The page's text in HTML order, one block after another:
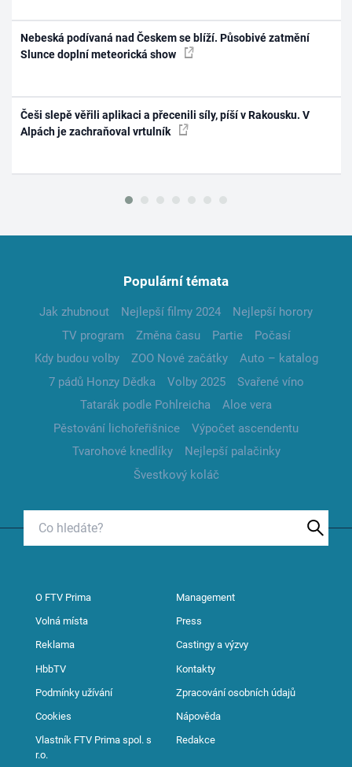
Nebeská podívaná nad Českem se blíží. Působivé zatmění
Slunce doplní meteorická show
Češi slepě věřili aplikaci a přecenili síly, píší v Rakousku. V
Alpách je zachraňoval vrtulník
Populární témata
Jak zhubnout Nejlepší filmy 2024
Nejlepší horory
TV program
Změna času Partie
Počasí
Kdy budou volby
ZOO Nové začátky
Auto – katalog
7 pádů Honzy Dědka
Volby 2025
Svařené víno
Tatarák podle Pohlreicha
Aloe vera
Pěstování lichořeřišnice
Výpočet ascendentu
Tvarohové knedlíky
Nejlepší palačinky
Švestkový koláč
O FTV Prima Management
Volná místa Press
Reklama Castingy a výzvy
HbbTV Kontakty
Podmínky užívání Zpracování osobních údajů
Cookies Nápověda
Vlastník FTV Prima spol. s
r.o.
Redakce